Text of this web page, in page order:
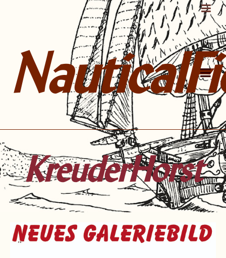
KreuderHorst